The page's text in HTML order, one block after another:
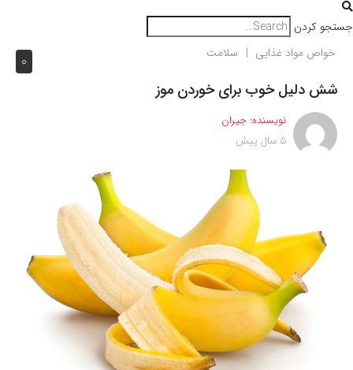
جستجو کردن
0 خواص مواد غذایی سلامت
شش دلیل خوب برای خوردن موز
نویسنده: جیران
5 سال پیش